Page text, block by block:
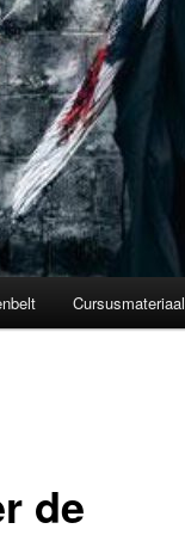
Cursusmateriaal
de